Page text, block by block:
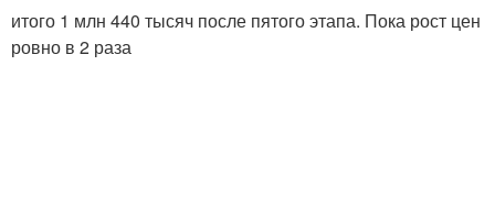
итого 1 млн 440 тысяч после пятого этапа. Пока рост цен
ровно в 2 раза